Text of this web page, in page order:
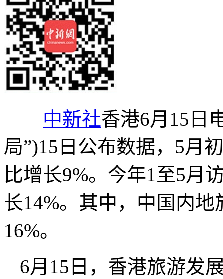
中新社香港6月15日
局”)15日公布数据，5月
比增长9%。今年1至5月
长14%。其中，中国内
16%。
6月15日，香港旅游发